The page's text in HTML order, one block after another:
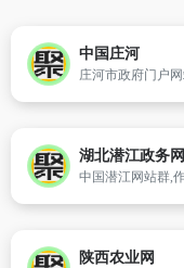
中国庄河
湖北潜江政务网
陕西农业网